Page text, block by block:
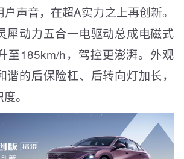
声音，在超A实力之上再创新。
犀动力五合一电驱动总成电磁式
至185km/h，驾控更澎湃。外观
谐的后保险杠、后转向灯加长，
。